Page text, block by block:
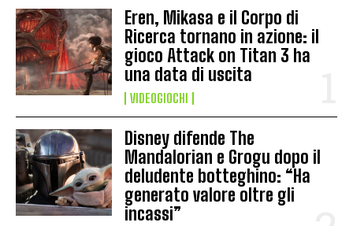
Eren, Mikasa e il Corpo di
Ricerca tornano in azione: il
gioco Attack on Titan 3 ha
una data di uscita
VIDEOGIOCHI
Disney difende The
Mandalorian e Grogu dopo il
deludente botteghino: “Ha
generato valore oltre gli
incassi”